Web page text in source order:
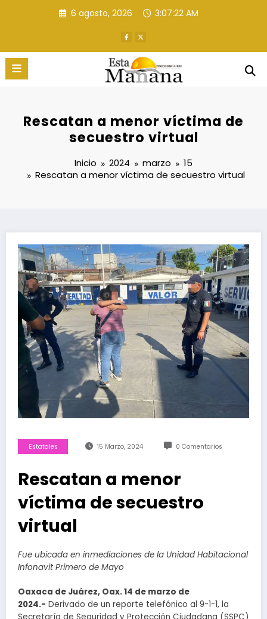
6 agosto, 2026 3:07:23 AM
Rescatan a menor víctima de
secuestro virtual
Inicio 2024 marzo
15
Rescatan a menor víctima de secuestro virtual
Estatales 15 Marzo, 2024 0 Comentarios
Rescatan a menor
víctima de secuestro
virtual
Fue ubicada en inmediaciones de la Unidad Habitacional
Infonavit Primero de Mayo
Oaxaca de Juárez, Oax. 14 de marzo de
2024.- Derivado de un reporte telefónico al 9-1-1, la
Secretaría de Seguridad y Protección Ciudadana (SSPC)